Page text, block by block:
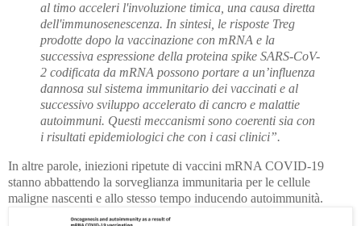
al timo acceleri l'involuzione timica, una causa diretta
dell'immunosenescenza. In sintesi, le risposte Treg
prodotte dopo la vaccinazione con mRNA e la
successiva espressione della proteina spike SARS-CoV-
2 codificata da mRNA possono portare a un’influenza
dannosa sul sistema immunitario dei vaccinati e al
successivo sviluppo accelerato di cancro e malattie
autoimmuni. Questi meccanismi sono coerenti sia con
i risultati epidemiologici che con i casi clinici”.
In altre parole, iniezioni ripetute di vaccini mRNA COVID-19
stanno abbattendo la sorveglianza immunitaria per le cellule
maligne nascenti e allo stesso tempo inducendo autoimmunità.